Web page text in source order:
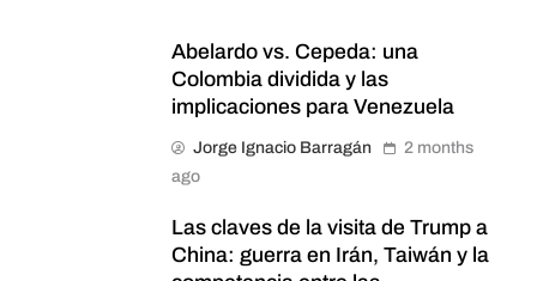
Abelardo vs. Cepeda: una
Colombia dividida y las
implicaciones para Venezuela
Jorge Ignacio Barragán
2 months
ago
Las claves de la visita de Trump a
China: guerra en Irán, Taiwán y la